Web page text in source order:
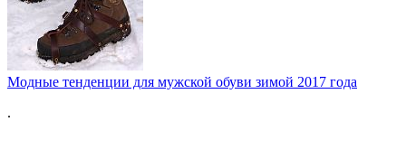
Модные тенденции для мужской обуви зимой 2017 года
.